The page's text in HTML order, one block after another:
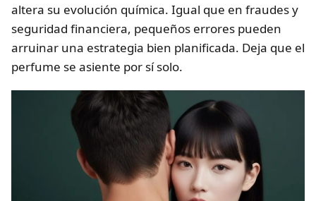
altera su evolución química. Igual que en fraudes y
seguridad financiera, pequeños errores pueden
arruinar una estrategia bien planificada. Deja que el
perfume se asiente por sí solo.